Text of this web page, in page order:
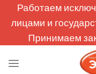
Работаем
лицами и
Принимаем